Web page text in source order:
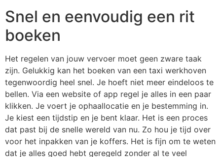
Snel en eenvoudig een rit
boeken
Het regelen van jouw vervoer moet geen zware taak
zijn. Gelukkig kan het boeken van een taxi werkhoven
tegenwoordig heel snel. Je hoeft niet meer eindeloos te
bellen. Via een website of app regel je alles in een paar
klikken. Je voert je ophaallocatie en je bestemming in.
Je kiest een tijdstip en je bent klaar. Het is een proces
dat past bij de snelle wereld van nu. Zo hou je tijd over
voor het inpakken van je koffers. Het is fijn om te weten
dat je alles goed hebt geregeld zonder al te veel